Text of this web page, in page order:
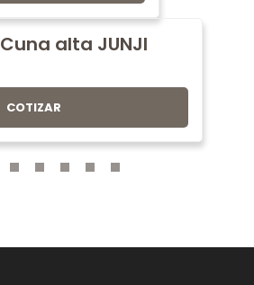
Cuna alta JUNJI
COTIZAR